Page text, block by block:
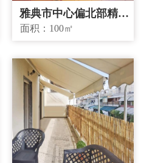
雅典市中心偏北部精品
投资房源
面积： 100㎡